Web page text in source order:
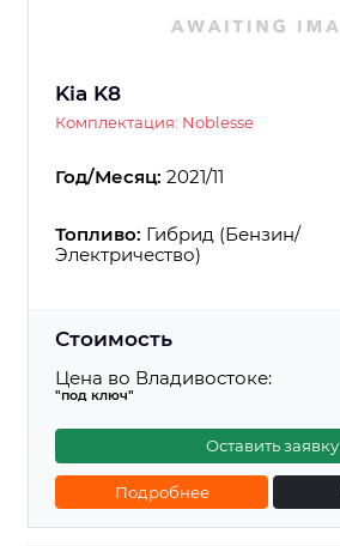
Kia K8
Комплектация: Noblesse
Год/Месяц: 2021/11
Топливо: Гибрид (Бензин/
Электричество)
Стоимость
Цена во Владивостоке:
"под ключ"
Оставить заявку
Подробнее